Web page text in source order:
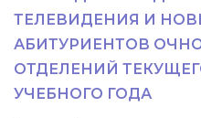
ТЕЛЕВИДЕНИЯ И
АБИТУРИЕНТОВ
ОТДЕЛЕНИЙ
УЧЕБНОГО ГОДА